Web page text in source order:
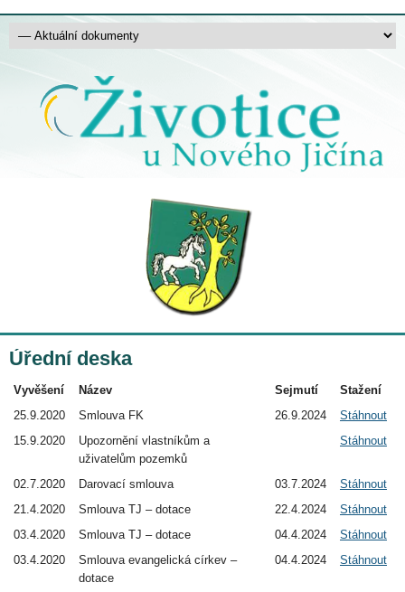
Úřední deska
Vyvěšení Název Sejmutí
Stažení
25.9.2020
Smlouva FK 26.9.2024
Stáhnout
15.9.2020
Upozornění vlastníkům a
uživatelům pozemků
Stáhnout
02.7.2020 Darovací smlouva 03.7.2024
Stáhnout
21.4.2020
Smlouva TJ – dotace 22.4.2024
Stáhnout
03.4.2020
Smlouva TJ – dotace 04.4.2024
Stáhnout
03.4.2020
Smlouva evangelická církev –
dotace
04.4.2024 Stáhnout